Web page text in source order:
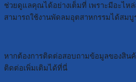
ช่วยดูแลคุณได้อย่างเต็มที่ เพราะมีอะไห
สามารถใช้งานพัดลมอุตสาหกรรมได้สม
หากต้องการติดต่อสอบถามข้อมูลของสิน
ติดต่อเพิ่มเติมได้ที่นี่